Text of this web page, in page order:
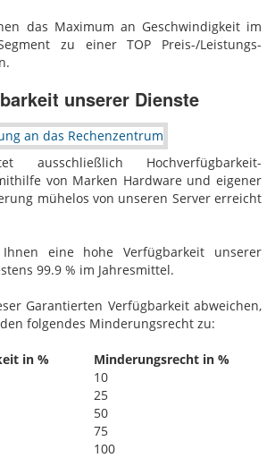
das Maximum an Geschwindigkeit im
zu einer TOP Preis-/Leistungs-
unserer Dienste
ausschließlich Hochverfügbarkeit-
von Marken Hardware und eigener
mühelos von unseren Server erreicht
eine hohe Verfügbarkeit unserer
99.9 % im Jahresmittel.
Garantierten Verfügbarkeit abweichen,
folgendes Minderungsrecht zu:
in %
Minderungsrecht in %
10
25
50
75
100